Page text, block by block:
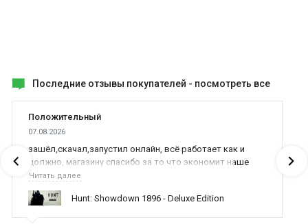
Последние отзывы покупателей - посмотреть все
Положительный
07.08.2026
зашёл,скачал,запустил онлайн, всё работает как и
должно, магазину спасибо за то что экономит наше
время,нервы и деньги, ребята вы красава оказываете
поддержку населению и походу из всех только вы и
оказываете помощь
Читать далее
Hunt: Showdown 1896 - Deluxe Edition